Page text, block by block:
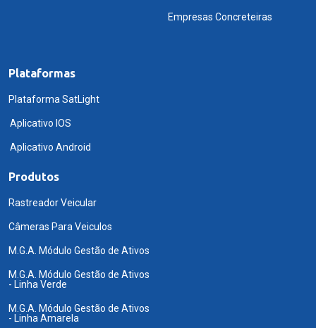
Empresas Concreteiras
Plataformas
Plataforma SatLight
Aplicativo IOS
Aplicativo Android
Produtos
Rastreador Veicular
Câmeras Para Veiculos
M.G.A. Módulo Gestão de Ativos
M.G.A. Módulo Gestão de Ativos
- Linha Verde
M.G.A. Módulo Gestão de Ativos
- Linha Amarela